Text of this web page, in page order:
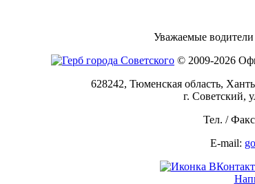
Уважаемые
© 2009-2026
628242, Тюменская область,
г. Советский,
Тел. /
E-mail: